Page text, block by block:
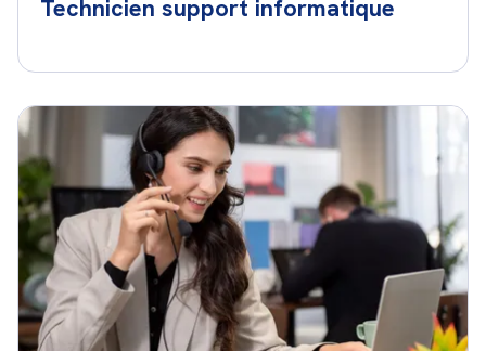
Technicien support informatique